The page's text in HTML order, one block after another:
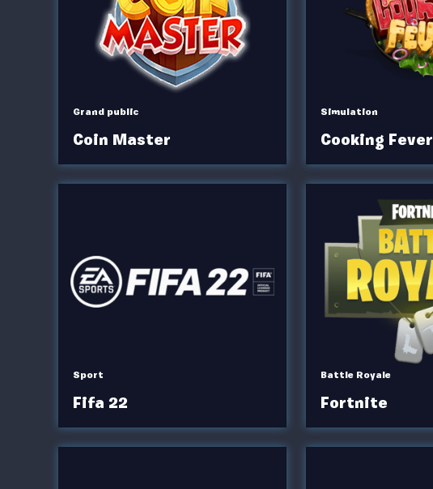
Grand public
Coin Master
Simulation
Cooking Fever
Sport
Fifa 22
Battle Royale
Fortnite